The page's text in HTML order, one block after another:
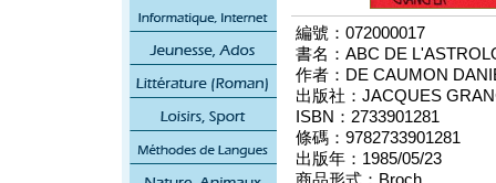
編號：072000017
書名：ABC DE
作者：DE CAUMON
出版社：JACQUES
ISBN：2733901281
條碼：9782733901281
出版年：1985/05/23
商品形式：Broch